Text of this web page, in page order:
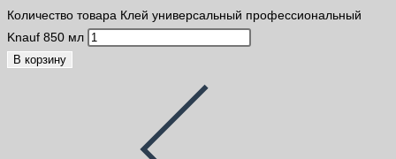
Количество товара Клей универсальный профессиональный
Knauf 850 мл
В корзину